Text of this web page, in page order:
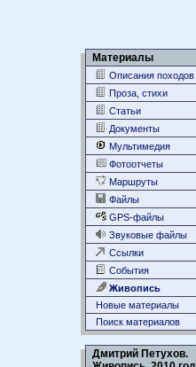
Материалы
Описания походов
Проза, стихи
Статьи
Документы
Мультимедия
Фотоотчеты
Маршруты
Файлы
GPS-файлы
Звуковые файлы
Ссылки
События
Живопись
Новые материалы
Поиск материалов
Дмитрий Петухов.